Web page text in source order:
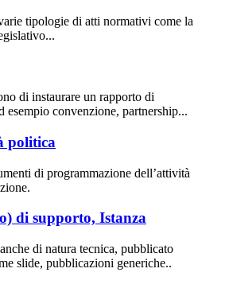
tipologie di atti normativi come la
di instaurare un rapporto di
esempio convenzione, partnership...
politica
di programmazione dell’attività
di supporto, Istanza
di natura tecnica, pubblicato
slide, pubblicazioni generiche..